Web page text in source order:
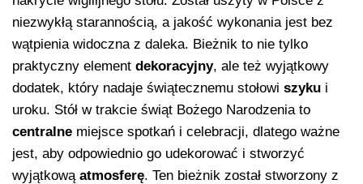
niezwykłą starannością, a jakość wykonania jest bez
wątpienia widoczna z daleka. Bieżnik to nie tylko
praktyczny element dekoracyjny, ale też wyjątkowy
dodatek, który nadaje świątecznemu stołowi szyku i
uroku. Stół w trakcie świąt Bożego Narodzenia to
centralne miejsce spotkań i celebracji, dlatego ważne
jest, aby odpowiednio go udekorować i stworzyć
wyjątkową atmosferę. Ten bieżnik został stworzony z